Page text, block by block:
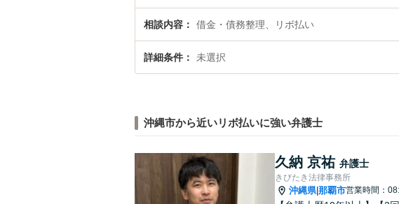
相談内容 借金・債務整理、リボ払い
詳細条件 未選択
沖縄市から近いリボ払いに強い弁護士
久納 京祐 弁護士
きびたき法律事務所
沖縄県|那覇市営業時間：